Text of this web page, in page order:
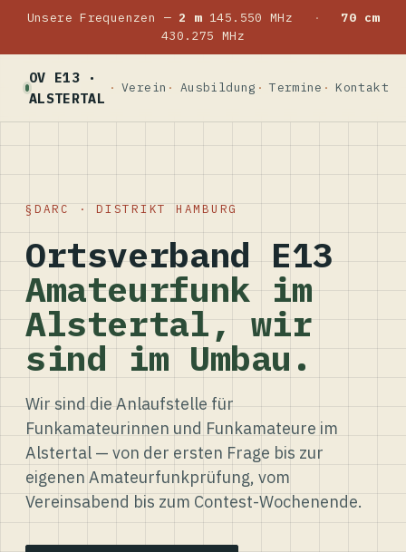
Unsere Frequenzen — 2 m145.550 MHz ·
70 cm
430.275 MHz
OV E13 ·
ALSTERTAL
Verein Ausbildung Termine Kontakt
DARC · DISTRIKT HAMBURG
Ortsverband E13
Amateurfunk im
Alstertal, wir
sind im Umbau.
Wir sind die Anlaufstelle für
Funkamateurinnen und Funkamateure im
Alstertal — von der ersten Frage bis zur
eigenen Amateurfunkprüfung, vom
Vereinsabend bis zum Contest-Wochenende.